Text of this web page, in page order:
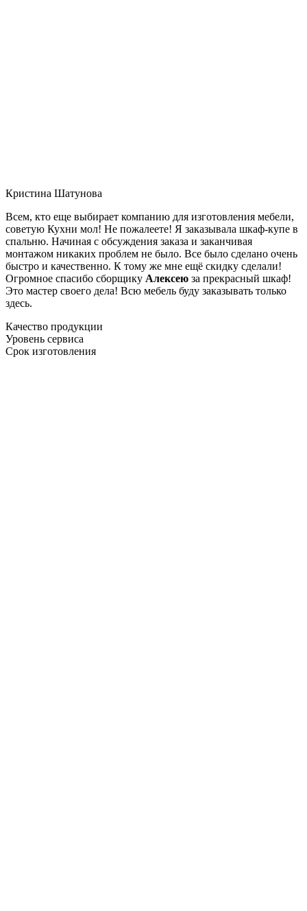
Кристина Шатунова
Всем, кто еще выбирает компанию для изготовления мебели,
советую Кухни мол! Не пожалеете! Я заказывала шкаф-купе в
спальню. Начиная с обсуждения заказа и заканчивая
монтажом никаких проблем не было. Все было сделано очень
быстро и качественно. К тому же мне ещё скидку сделали!
Огромное спасибо сборщику Алексею за прекрасный шкаф!
Это мастер своего дела! Всю мебель буду заказывать только
здесь.
Качество продукции
Уровень сервиса
Срок изготовления